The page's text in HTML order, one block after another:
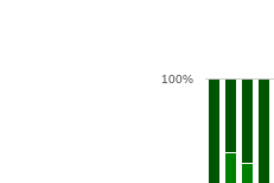
100%